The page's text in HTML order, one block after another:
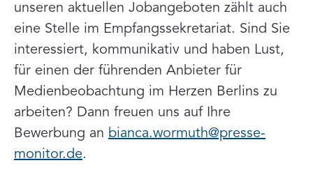
unseren aktuellen Jobangeboten zählt auch
eine Stelle im Empfangssekretariat. Sind Sie
interessiert, kommunikativ und haben Lust,
für einen der führenden Anbieter für
Medienbeobachtung im Herzen Berlins zu
arbeiten? Dann freuen uns auf Ihre
Bewerbung an bianca.wormuth@presse-
monitor.de.